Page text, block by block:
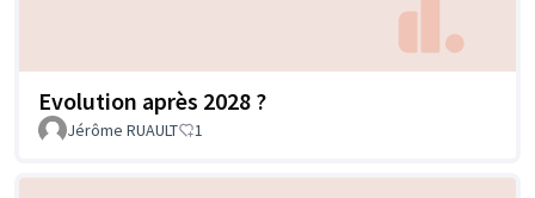
Evolution après 2028 ?
Jérôme RUAULT 1